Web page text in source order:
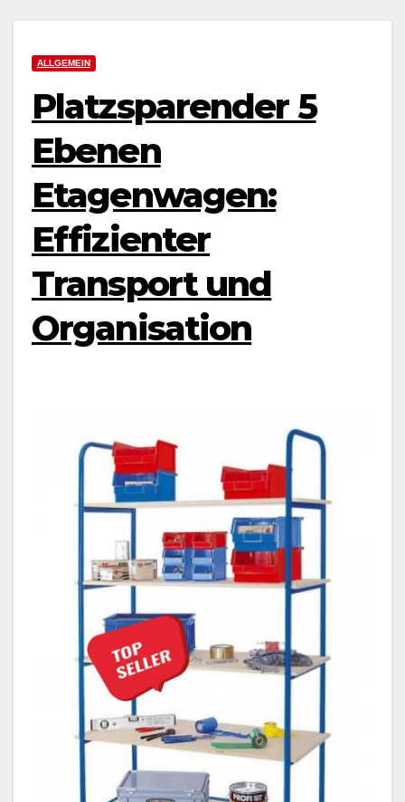
ALLGEMEIN
Platzsparender 5
Ebenen
Etagenwagen:
Effizienter
Transport und
Organisation